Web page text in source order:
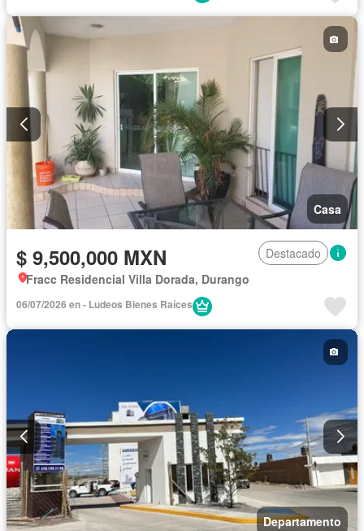
Casa
$ 9,500,000 MXN
Destacado
Fracc Residencial Villa Dorada, Durango
06/07/2026 en - Ludeos Bienes Raíces
Departamento